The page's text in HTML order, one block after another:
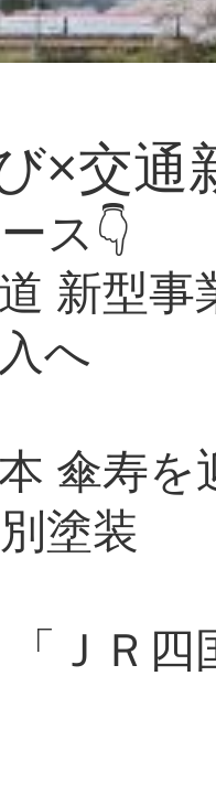
×交通
ス👇
新型
へ
傘寿
塗装
ＪＲ